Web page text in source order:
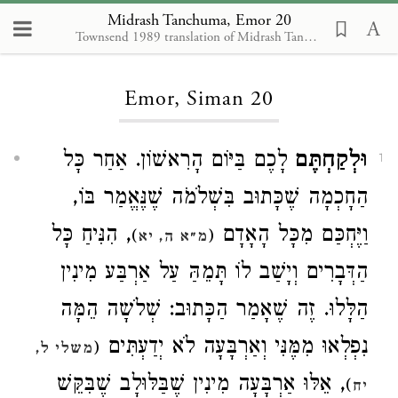
Midrash Tanchuma, Emor 20
Townsend 1989 translation of Midrash Tanhuma, S. Buber Recension, edited and supplemented by R. Francis Nataf
Loading...
Emor, Siman 20
1 וּלְקַחְתֶּם לָכֶם בַּיּוֹם הָרִאשׁוֹן. אַחַר כָּל
הַחָכְמָה שֶׁכָּתוּב בִּשְׁלֹמֹה שֶׁנֶּאֱמַר בּוֹ,
וַיֶּחְכַּם מִכָּל הָאָדָם (מ״א ה, יא), הִנִּיחַ כָּל
הַדְּבָרִים וְיָשַׁב לוֹ תָּמֵהַּ עַל אַרְבַּע מִינִין
הַלָּלוּ. זֶה שֶׁאָמַר הַכָּתוּב: שְׁלֹשָה הֵמָּה
נִפְלְאוּ מִמֶּנִּי וְאַרְבָּעָה לֹא יְדַעְתִּים (משלי ל,
יח), אֵלּוּ אַרְבָּעָה מִינִין שֶׁבַּלּוּלָב שֶׁבִּקֵּשׁ